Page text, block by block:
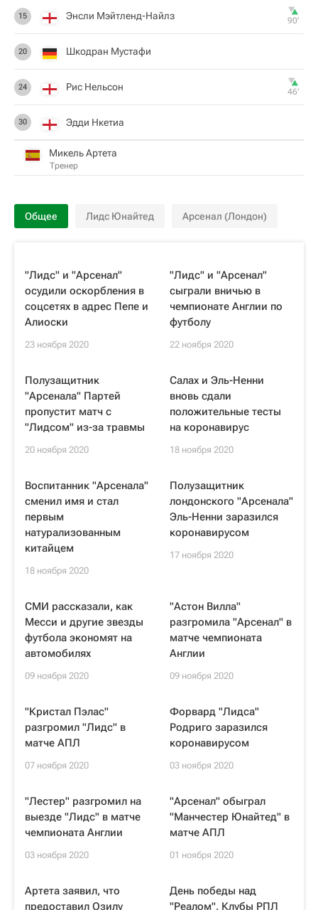
15 Энсли Мэйтленд-Найлз 90‎’‎
20 Шкодран Мустафи
24 Рис Нельсон 46‎’‎
30 Эдди Нкетиа
Микель Артета
Тренер
Общее Лидс Юнайтед Арсенал (Лондон)
"Лидс" и "Арсенал"
осудили оскорбления в
соцсетях в адрес Пепе и
Алиоски
23 ноября 2020
"Лидс" и "Арсенал"
сыграли вничью в
чемпионате Англии по
футболу
22 ноября 2020
Полузащитник
"Арсенала" Партей
пропустит матч с
"Лидсом" из-за травмы
20 ноября 2020
Салах и Эль-Ненни
вновь сдали
положительные тесты
на коронавирус
18 ноября 2020
Воспитанник "Арсенала"
сменил имя и стал
первым
натурализованным
китайцем
18 ноября 2020
Полузащитник
лондонского "Арсенала"
Эль-Ненни заразился
коронавирусом
17 ноября 2020
СМИ рассказали, как
Месси и другие звезды
футбола экономят на
автомобилях
09 ноября 2020
"Астон Вилла"
разгромила "Арсенал" в
матче чемпионата
Англии
09 ноября 2020
"Кристал Пэлас"
разгромил "Лидс" в
матче АПЛ
07 ноября 2020
Форвард "Лидса"
Родриго заразился
коронавирусом
03 ноября 2020
"Лестер" разгромил на
выезде "Лидс" в матче
чемпионата Англии
03 ноября 2020
"Арсенал" обыграл
"Манчестер Юнайтед" в
матче АПЛ
01 ноября 2020
Артета заявил, что
предоставил Озилу
День победы над
"Реалом". Клубы РПЛ